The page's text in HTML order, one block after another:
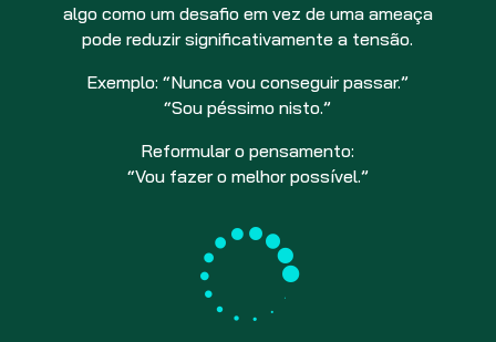
algo como um desafio em vez de uma ameaça
pode reduzir significativamente a tensão.
Exemplo: “Nunca vou conseguir passar.”
“Sou péssimo nisto.”
Reformular o pensamento:
“Vou fazer o melhor possível.”
